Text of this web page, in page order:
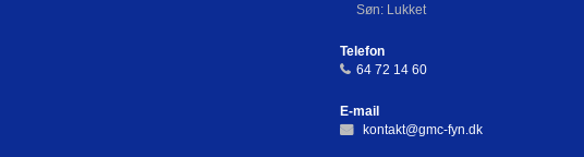
Søn: Lukket
Telefon
64 72 14 60
E-mail
kontakt@gmc-fyn.dk